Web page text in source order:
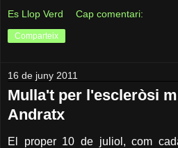
Es Llop Verd Cap comentari:
Comparteix
16 de juny 2011
Mulla't per l'escleròsi
Andratx
El proper 10 de juliol, com